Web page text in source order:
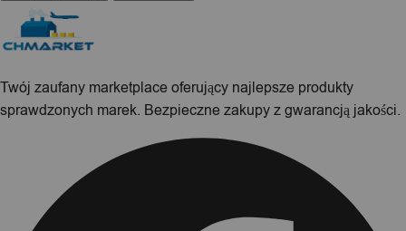
Twój zaufany marketplace oferujący najlepsze produkty
sprawdzonych marek. Bezpieczne zakupy z gwarancją jakości.